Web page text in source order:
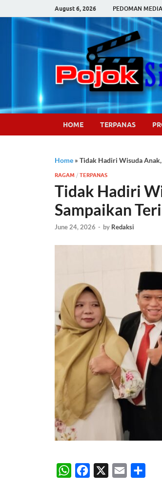
August 6, 2026 PEDOMAN
HOME TERPANAS
Home » Tidak Hadiri Wisuda
RAGAM / TERPANAS
Tidak Hadiri
Sampaikan
June 24, 2026 - by Redaksi
W